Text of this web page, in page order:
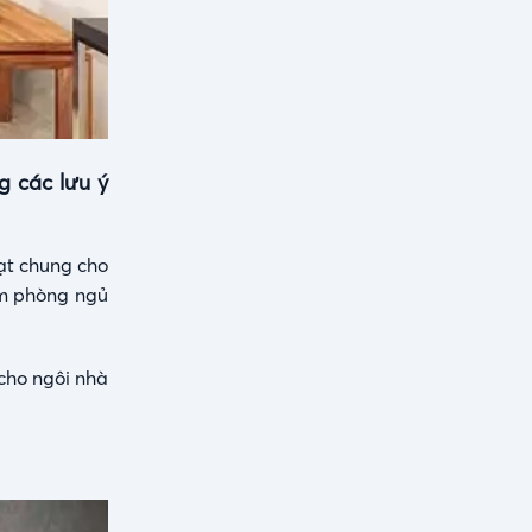
các lưu ý
chung cho
phòng ngủ
ngôi nhà